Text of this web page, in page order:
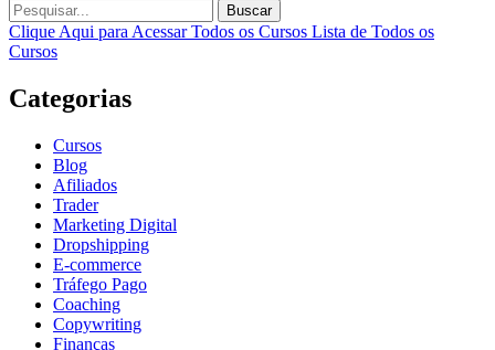
Buscar
Clique Aqui para Acessar Todos os Cursos Lista de Todos os
Cursos
Categorias
Cursos
Blog
Afiliados
Trader
Marketing Digital
Dropshipping
E-commerce
Tráfego Pago
Coaching
Copywriting
Finanças